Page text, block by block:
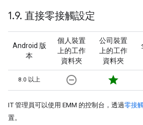
1.9. 直接零接觸設定
Android 版
本
個人裝置
上的工作
資料夾
公司裝置
上的工作
資料夾
8.0 以上 remove_circle_outline star
IT 管理員可以使用 EMM 的控制台，透過零接
置。